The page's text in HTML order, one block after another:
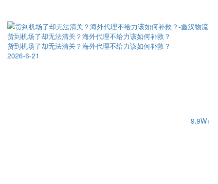
货到机场了却无法清关？海外代理不给力该如何补救？
货到机场了却无法清关？海外代理不给力该如何补救？
2026-6-21
9.9W+